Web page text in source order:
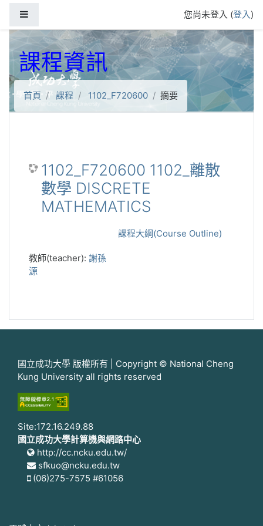
您尚未登入 (登入)
課程資訊
首頁 課程 1102_F720600 摘要
1102_F720600 1102_離散
數學 DISCRETE
MATHEMATICS
課程大綱(Course Outline)
教師(teacher): 謝孫
源
國立成功大學 版權所有 | Copyright © National Cheng
Kung University all rights reserved
Site:172.16.249.88
國立成功大學計算機與網路中心
http://cc.ncku.edu.tw/
sfkuo@ncku.edu.tw
(06)275-7575 #61056